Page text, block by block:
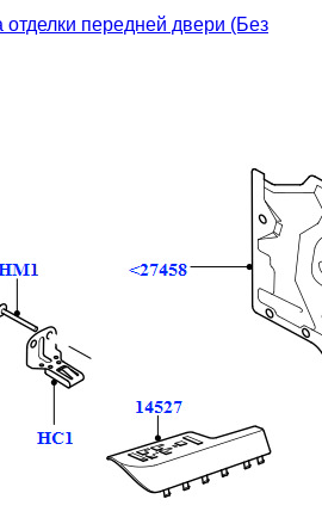
отделки передней двери (Без